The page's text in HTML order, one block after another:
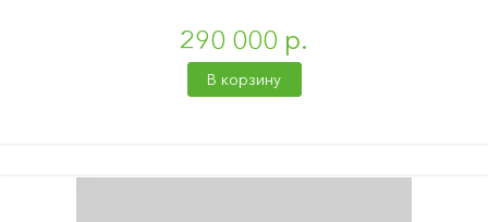
290 000 р.
В корзину